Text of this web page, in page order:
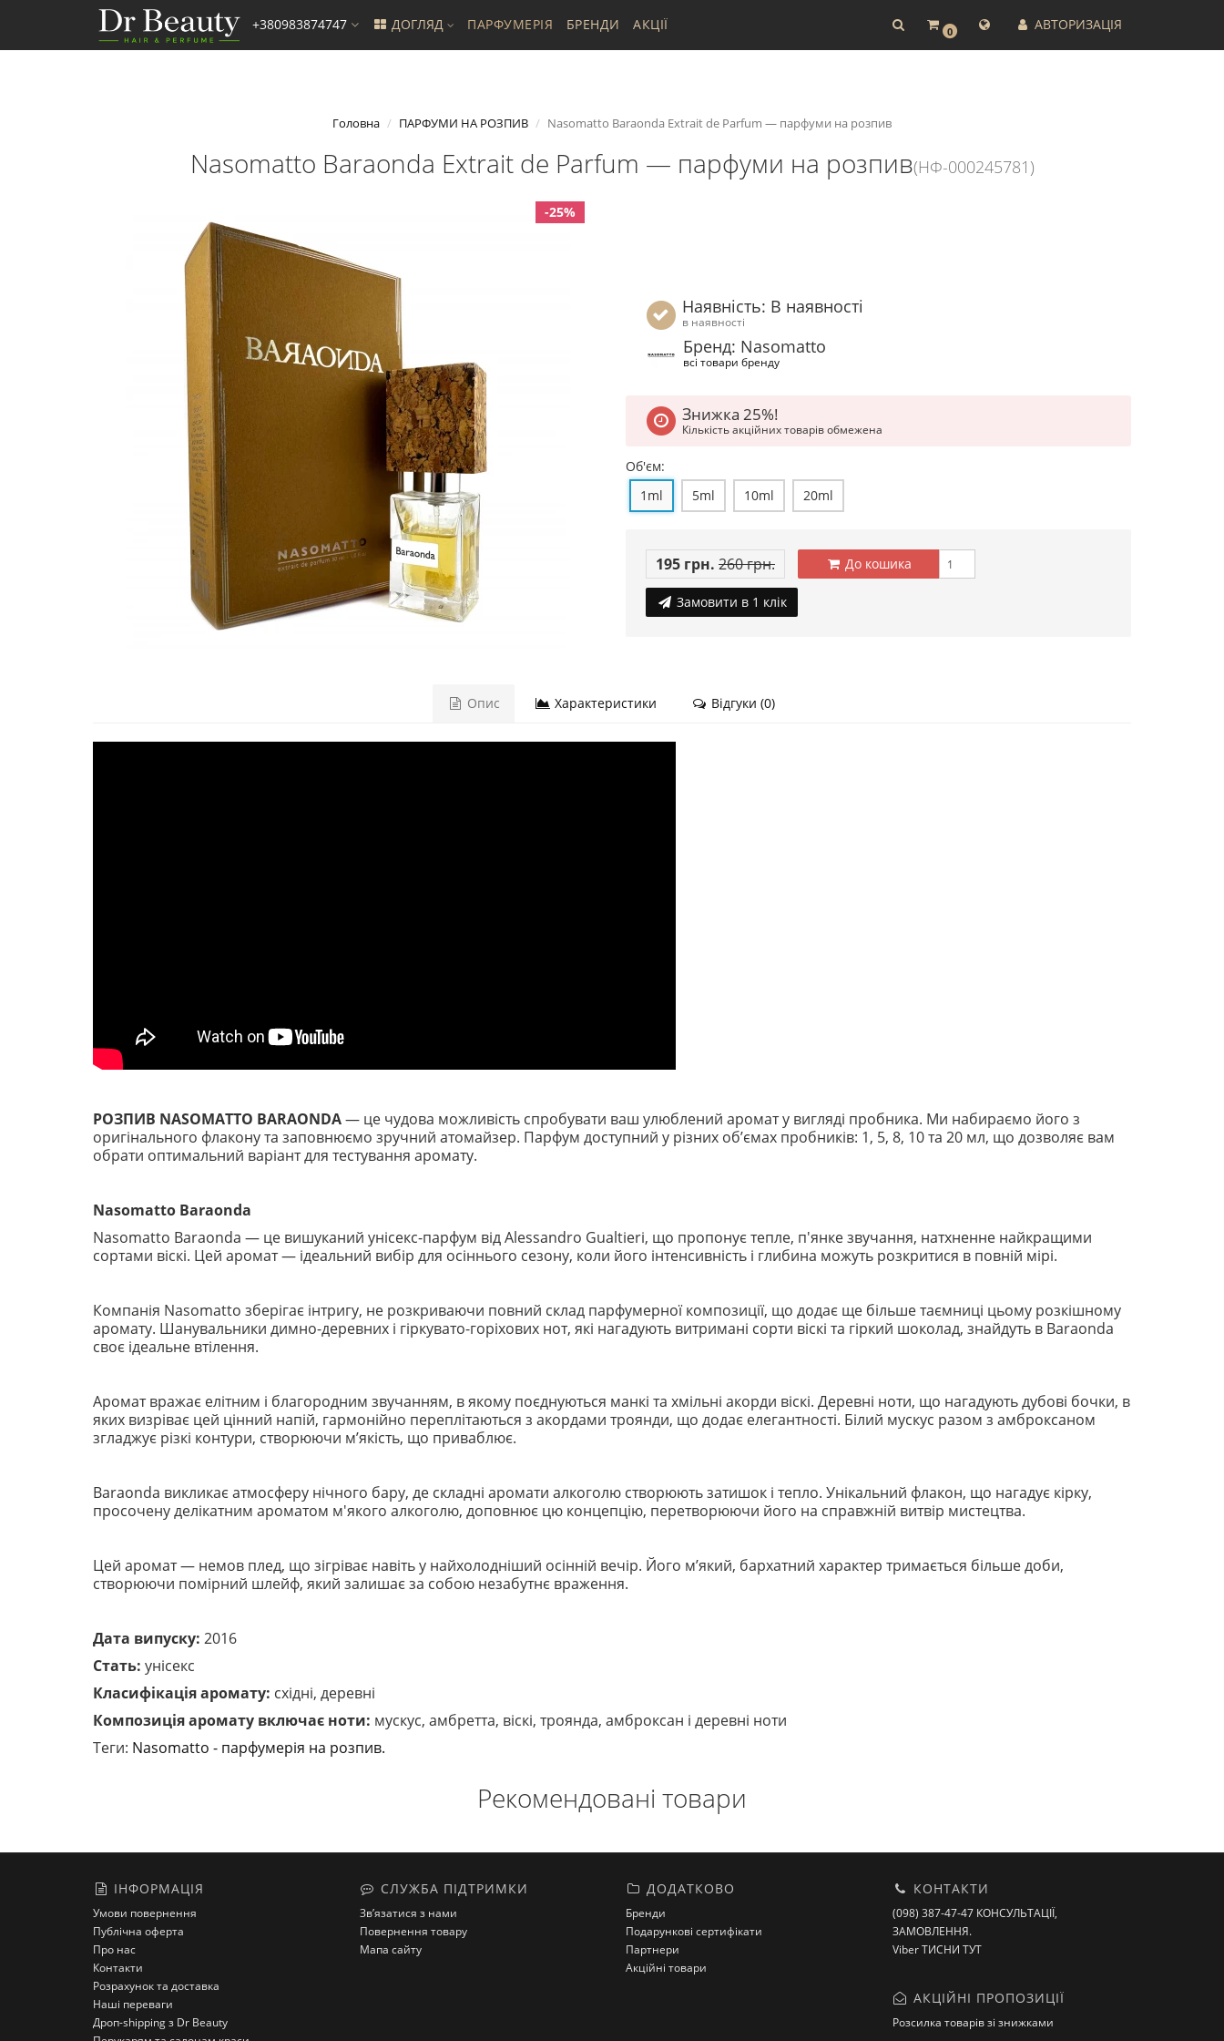
0 АВТОРИЗАЦІЯ
+380983874747 ДОГЛЯД ПАРФУМЕРІЯ БРЕНДИ АКЦІЇ
Головна ПАРФУМИ НА РОЗПИВ Nasomatto Baraonda Extrait de Parfum — парфуми на розпив
Nasomatto Baraonda Extrait de Parfum — парфуми на розпив(НФ-000245781)
-25%
Наявність: В наявності
в наявності
Бренд: Nasomatto
всі товари бренду
Знижка 25%!
Кількість акційних товарів обмежена
Об'єм:
1ml
5ml 10ml 20ml
195 грн. 260 грн. До кошика
Замовити в 1 клік
Опис Характеристики Відгуки (0)
РОЗПИВ NASOMATTO BARAONDA— це чудова можливість спробувати ваш улюблений аромат у вигляді пробника. Ми набираємо його з
оригінального флакону та заповнюємо зручний атомайзер. Парфум доступний у різних обʼємах пробників: 1, 5, 8, 10 та 20 мл, що дозволяє вам
обрати оптимальний варіант для тестування аромату.
Nasomatto Baraonda
Nasomatto Baraonda — це вишуканий унісекс-парфум від Alessandro Gualtieri, що пропонує тепле, п'янке звучання, натхненне найкращими
сортами віскі. Цей аромат — ідеальний вибір для осіннього сезону, коли його інтенсивність і глибина можуть розкритися в повній мірі.
Компанія Nasomatto зберігає інтригу, не розкриваючи повний склад парфумерної композиції, що додає ще більше таємниці цьому розкішному
аромату. Шанувальники димно-деревних і гіркувато-горіхових нот, які нагадують витримані сорти віскі та гіркий шоколад, знайдуть в Baraonda
своє ідеальне втілення.
Аромат вражає елітним і благородним звучанням, в якому поєднуються манкі та хмільні акорди віскі. Деревні ноти, що нагадують дубові бочки, в
яких визріває цей цінний напій, гармонійно переплітаються з акордами троянди, що додає елегантності. Білий мускус разом з амброксаном
згладжує різкі контури, створюючи м’якість, що приваблює.
Baraonda викликає атмосферу нічного бару, де складні аромати алкоголю створюють затишок і тепло. Унікальний флакон, що нагадує кірку,
просочену делікатним ароматом м'якого алкоголю, доповнює цю концепцію, перетворюючи його на справжній витвір мистецтва.
Цей аромат — немов плед, що зігріває навіть у найхолодніший осінній вечір. Його м’який, бархатний характер тримається більше доби,
створюючи помірний шлейф, який залишає за собою незабутнє враження.
Дата випуску: 2016
Стать: унісекс
Класифікація аромату: східні, деревні
Композиція аромату включає ноти: мускус, амбретта, віскі, троянда, амброксан і деревні ноти
Теги: Nasomatto - парфумерія на розпив.
Рекомендовані товари
ІНФОРМАЦІЯ
Умови повернення
Публічна оферта
Про нас
Контакти
Розрахунок та доставка
Наші переваги
Дроп-shipping з Dr Beauty
СЛУЖБА ПІДТРИМКИ
Зв’язатися з нами
Повернення товару
Мапа сайту
ДОДАТКОВО
Бренди
Подарункові сертифікати
Партнери
Акційні товари
КОНТАКТИ
(098) 387-47-47 КОНСУЛЬТАЦІЇ,
ЗАМОВЛЕННЯ.
Viber ТИСНИ ТУТ
АКЦІЙНІ ПРОПОЗИЦІЇ
Розсилка товарів зі знижками